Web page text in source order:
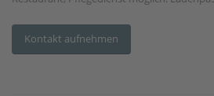
Kontakt aufnehmen